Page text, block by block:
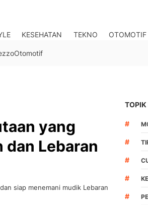
KESEHATAN TEKNO OTOMOTIF
Otomotif
yang
dan Lebaran
siap menemani mudik Lebaran
TOPIK
#
#
#
#
#